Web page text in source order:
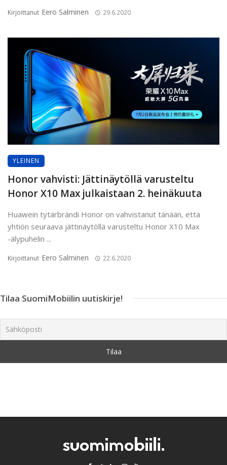
Kirjoittanut Eero Salminen 29.6.2020
YLEINEN
Honor vahvisti: Jättinäytöllä varusteltu
Honor X10 Max julkaistaan 2. heinäkuuta
Huawein tytärbrändi Honor on vahvistanut tänään, että
yhtiön seuraava jättinäytöllä varusteltu Honor X10 Max
-älypuhelin ...
Kirjoittanut Eero Salminen 22.6.2020
Tilaa SuomiMobiilin uutiskirje!